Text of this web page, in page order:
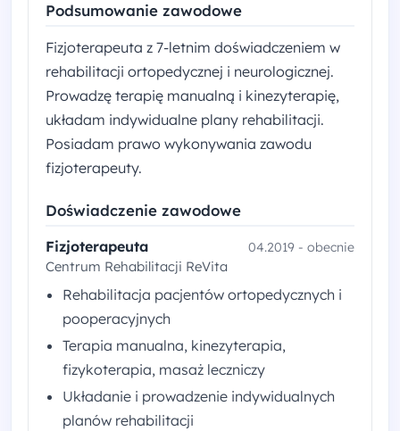
Podsumowanie zawodowe
Fizjoterapeuta z 7-letnim doświadczeniem w
rehabilitacji ortopedycznej i neurologicznej.
Prowadzę terapię manualną i kinezyterapię,
układam indywidualne plany rehabilitacji.
Posiadam prawo wykonywania zawodu
fizjoterapeuty.
Doświadczenie zawodowe
Fizjoterapeuta 04.2019 - obecnie
Centrum Rehabilitacji ReVita
Rehabilitacja pacjentów ortopedycznych i
pooperacyjnych
Terapia manualna, kinezyterapia,
fizykoterapia, masaż leczniczy
Układanie i prowadzenie indywidualnych
planów rehabilitacji